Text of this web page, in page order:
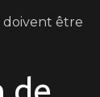
doivent être